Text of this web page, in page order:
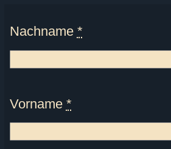
Nachname *
Vorname *